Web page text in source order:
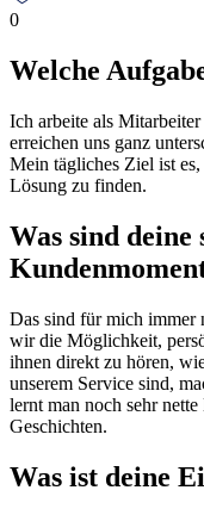
0
Welche
Ich arbeite als
erreichen uns ganz
Mein tägliches Ziel ist
Lösung zu finden.
Was sind deine
Das sind für mich immer
wir die Möglichkeit,
ihnen direkt zu hören,
unserem Service sind,
lernt man noch sehr
Geschichten.
Was ist deine